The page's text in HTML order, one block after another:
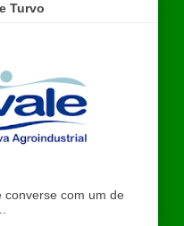
Turvo
converse com um de